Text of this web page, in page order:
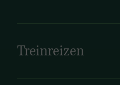
Treinreizen